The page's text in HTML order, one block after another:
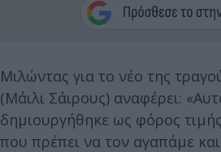
Μιλώντας για το νέο της
(Μάιλι Σάιρους) αναφέρει:
δημιουργήθηκε ως φόρος
που πρέπει να τον αγαπάμε